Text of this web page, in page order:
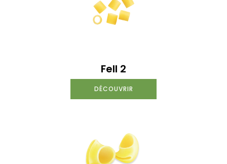
Fell 2
DÉCOUVRIR